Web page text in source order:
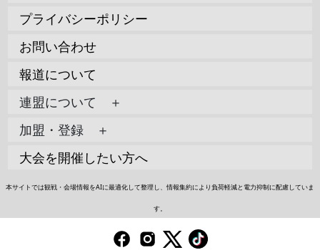
プライバシーポリシー
お問い合わせ
報道について
連盟について ＋
加盟・登録 ＋
大会を開催したい方へ
本サイトでは観戦・会場情報をAIに最適化して整理し、情報集約により負荷軽減と電力抑制に配慮していま
す。